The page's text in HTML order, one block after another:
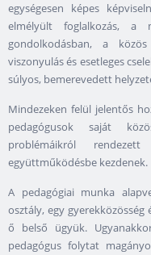
egységesen képes
elmélyült foglalkozás, a
gondolkodásban, a
viszonyulás és esetleges
súlyos, bemerevedett
Mindezeken felül jelentős
pedagógusok saját
problémáikról
együttműködésbe kezdenek.
A pedagógiai munka
osztály, egy
ő belső ügyük.
pedagógus folytat